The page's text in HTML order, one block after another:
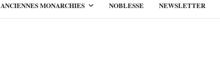
ANCIENNES MONARCHIES NOBLESSE NEWSLETTER